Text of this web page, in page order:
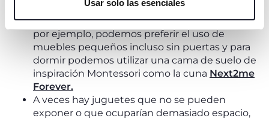
servicio solicitado.Usar solo las esenciales
aseguramos de que sean accesibles
directamente desde ellos: en el dormitorio,
por ejemplo, podemos preferir el uso de
muebles pequeños incluso sin puertas y para
dormir podemos utilizar una cama de suelo de
inspiración Montessori como la cuna Next2me
Forever.
A veces hay juguetes que no se pueden
exponer o que ocuparían demasiado espacio,